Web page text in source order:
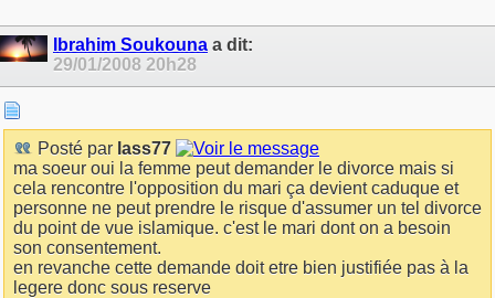
Ibrahim Soukouna a dit:
29/01/2008 20h28
Posté par lass77
ma soeur oui la femme peut demander le divorce mais si
cela rencontre l'opposition du mari ça devient caduque et
personne ne peut prendre le risque d'assumer un tel divorce
du point de vue islamique. c'est le mari dont on a besoin
son consentement.
en revanche cette demande doit etre bien justifiée pas à la
legere donc sous reserve